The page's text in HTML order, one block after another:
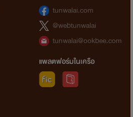
tunwalai.com
@webtunwalai
tunwalai@ookbee.com
แพลตฟอร์มในเครือ